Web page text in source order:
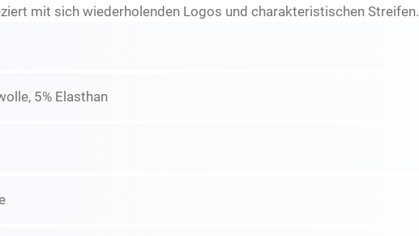
mit sich wiederholenden Logos und charakteristischen Streifen.
5% Elasthan